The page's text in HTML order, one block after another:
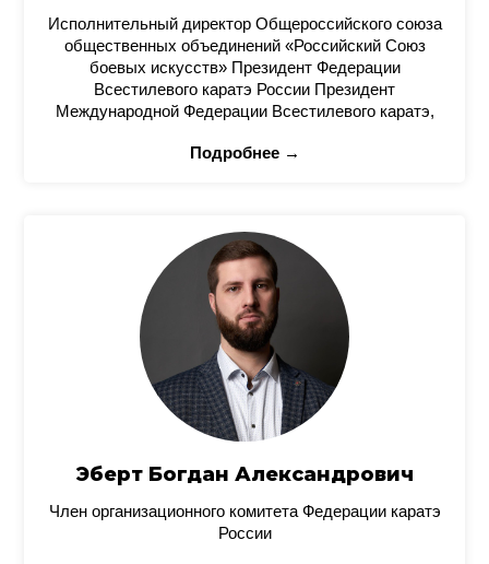
Исполнительный директор Общероссийского союза
общественных объединений «Российский Союз
боевых искусств» Президент Федерации
Всестилевого каратэ России Президент
Международной Федерации Всестилевого каратэ,
Подробнее →
Эберт Богдан Александрович
Член организационного комитета Федерации каратэ
России